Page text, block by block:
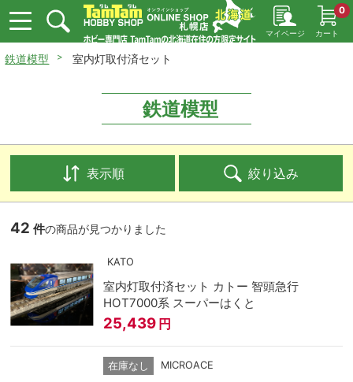
マイページ カート
0
鉄道模型 室内灯取付済セット
鉄道模型
表示順 絞り込み
42 件の商品が見つかりました
KATO
室内灯取付済セット カトー 智頭急行
HOT7000系 スーパーはくと
25,439 円
在庫なし MICROACE